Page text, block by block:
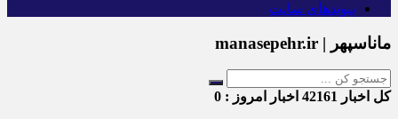
پیوندهای سایت
ماناسپهر | manasepehr.ir
کل اخبار اخبار امروز : 0